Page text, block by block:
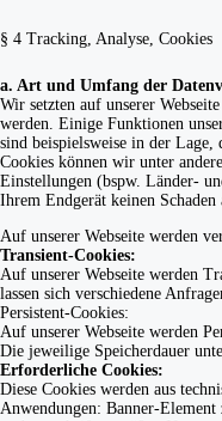
§ 4 Tracking, Analyse, Cookies
a. Art und Umfang der
Wir setzten auf unserer
werden. Einige Funktionen
sind beispielsweise in der
Cookies können wir unter
Einstellungen (bspw. Länder-
Ihrem Endgerät keinen
Auf unserer Webseite werden
Transient-Cookies:
Auf unserer Webseite werden
lassen sich verschiedene
Persistent-Cookies:
Auf unserer Webseite werden
Die jeweilige Speicherdauer
Erforderliche Cookies:
Diese Cookies werden aus
Anwendungen: Banner-